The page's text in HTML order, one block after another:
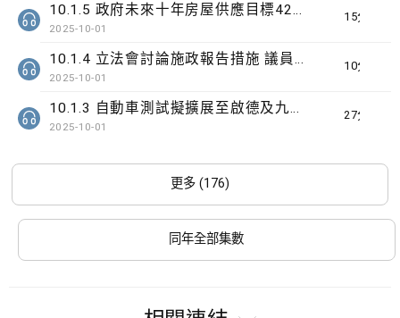
15分鐘
10.1.5 政府未來十年房屋供應目標42萬個單位
2025-10-01
10分鐘
10.1.4 立法會討論施政報告措施 議員關注識別高危家庭
2025-10-01
27分鐘
10.1.3 自動車測試擬擴展至啟德及九龍灣
2025-10-01
更多 (176)
同年全部集數